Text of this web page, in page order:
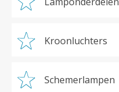
Kroonluchters
Schemerlampen